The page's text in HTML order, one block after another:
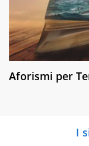
Aforismi per
I